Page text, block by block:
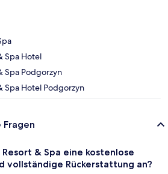
Spa Hotel
Spa Podgorzyn
Spa Hotel Podgorzyn
& Spa eine kostenlose
vollständige Rückerstattung an?